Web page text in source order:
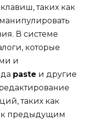
таких как
В системе
которые
и
paste и другие
таких как
к предыдущим